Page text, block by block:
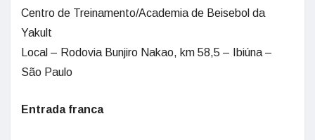
Centro de Treinamento/Academia de Beisebol da
Yakult
Local – Rodovia Bunjiro Nakao, km 58,5 – Ibiúna –
São Paulo
Entrada franca